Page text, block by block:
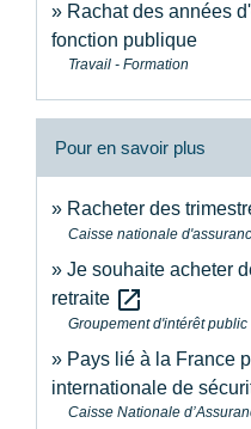
Rachat des années
fonction publique
Travail - Formation
Pour en savoir plus
Racheter des
Caisse nationale
Je souhaite acheter
retraite open_in_new
Groupement d'intérêt
Pays lié à la France
internationale de
Caisse Nationale